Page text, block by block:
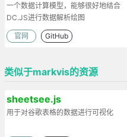
一个数据计算模型，能够很好地结合
DC.JS进行数据解析绘图
官网 GitHub
类似于markvis的资源
sheetsee.js
用于对谷歌表格的数据进行可视化